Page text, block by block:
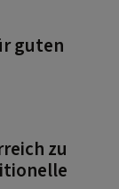
guten
zu